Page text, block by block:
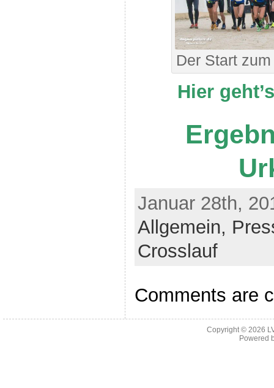
Der Start
Hier
Januar 28th,
Allgemein,
Crosslauf
Comments are
Copyright © 2026
Powered